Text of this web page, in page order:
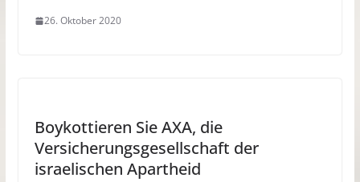
26. Oktober 2020
Boykottieren Sie AXA, die
Versicherungsgesellschaft der
israelischen Apartheid